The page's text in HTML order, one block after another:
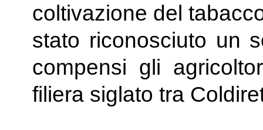
coltivazione del
stato riconosciuto un
compensi gli
filiera siglato tra